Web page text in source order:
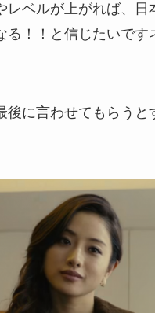
レベルが上がれば、日
る！！と信じたいです
後に言わせてもらうと